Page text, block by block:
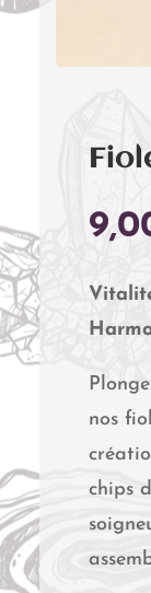
nos
chips